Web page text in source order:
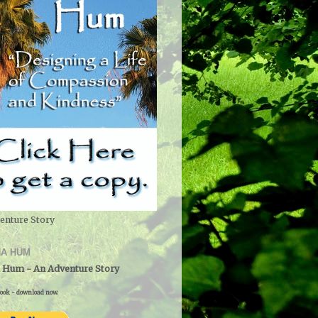
Story
HUM
Hum - An Adventure Story
- download now.